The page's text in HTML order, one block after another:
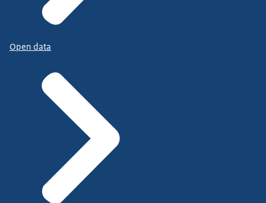
Open data